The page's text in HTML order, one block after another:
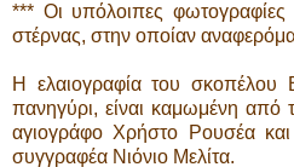
*** Οι υπόλοιπες
στέρνας, στην οποίαν
Η ελαιογραφία του σκοπέλου
πανηγύρι, είναι καμωμένη από
αγιογράφο Χρήστο Ρουσέα
συγγραφέα Νιόνιο Μελίτα.